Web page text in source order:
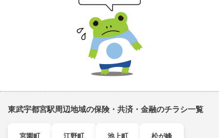
東武宇都宮駅周辺地域の保険・共済・金融のチラシ一覧
宮園町 江野町 池上町 松が峰